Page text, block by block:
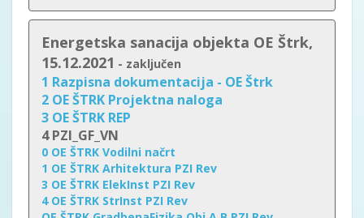
Energetska sanacija objekta OE Štrk,
15.12.2021 - zaključen
1 Razpisna dokumentacija - OE Štrk
2 OE ŠTRK Projektna naloga
3 OE ŠTRK REP
4 PZI_GF_VN
0 OE ŠTRK Vodilni načrt
1 OE ŠTRK Arhitektura PZI Rev
3 OE ŠTRK ElekInst PZI Rev
4 OE ŠTRK StrInst PZI Rev